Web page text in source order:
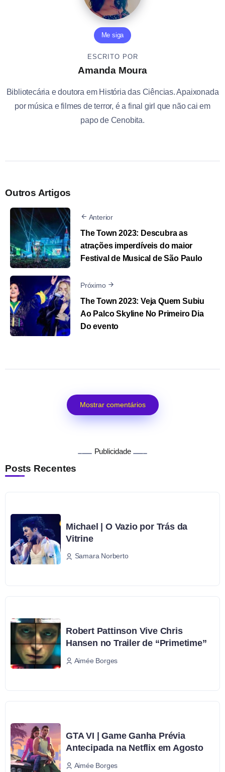
Me siga
ESCRITO POR
Amanda Moura
Bibliotecária e doutora em História das Ciências. Apaixonada
por música e filmes de terror, é a final girl que não cai em
papo de Cenobita.
Outros Artigos
Anterior
The Town 2023: Descubra as
atrações imperdíveis do maior
Festival de Musical de São Paulo
Próximo
The Town 2023: Veja Quem Subiu
Ao Palco Skyline No Primeiro Dia
Do evento
Mostrar comentários
Publicidade
Posts Recentes
Michael | O Vazio por Trás da
Vitrine
Samara Norberto
Robert Pattinson Vive Chris
Hansen no Trailer de “Primetime”
Aimée Borges
GTA VI | Game Ganha Prévia
Antecipada na Netflix em Agosto
Aimée Borges